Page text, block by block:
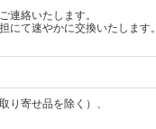
連絡いたします。
にて速やかに交換いたします。
り寄せ品を除く）、